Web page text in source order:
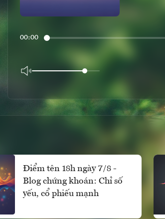
00:00
Điểm tên 18h ngày 7/8 -
Blog chứng khoán: Chỉ số
yếu, cổ phiếu mạnh